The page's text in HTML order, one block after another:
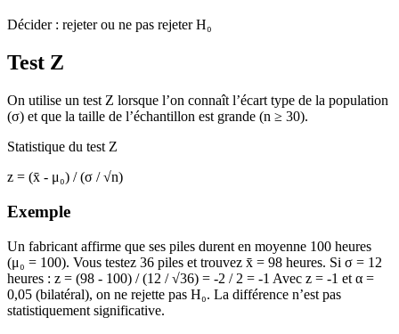
Décider : rejeter ou ne pas rejeter H₀
Test Z
On utilise un test Z lorsque l’on connaît l’écart type de la population
(σ) et que la taille de l’échantillon est grande (n ≥ 30).
Statistique du test Z
z = (x̄ - μ₀) / (σ / √n)
Exemple
Un fabricant affirme que ses piles durent en moyenne 100 heures
(μ₀ = 100). Vous testez 36 piles et trouvez x̄ = 98 heures. Si σ = 12
heures : z = (98 - 100) / (12 / √36) = -2 / 2 = -1 Avec z = -1 et α =
0,05 (bilatéral), on ne rejette pas H₀. La différence n’est pas
statistiquement significative.